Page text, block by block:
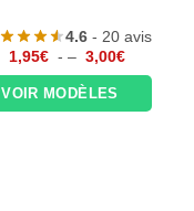
4.6 - 20 avis
1,95€ - – 3,00€Plage
prix :
à
VOIR MODÈLES